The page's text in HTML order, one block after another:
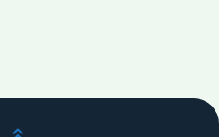
قم